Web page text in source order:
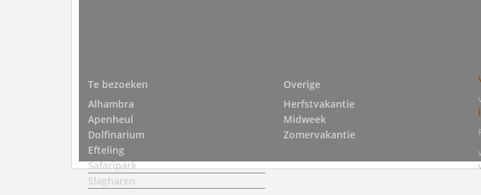
Te bezoeken
Alhambra
Apenheul
Dolfinarium
Efteling
Safaripark
Slagharen
Overige
Herfstvakantie
Midweek
Zomervakantie